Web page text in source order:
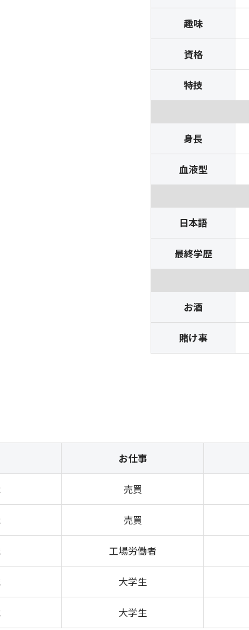
趣味
資格
特技
身長
血液型
日本語
最終学歴
お酒
賭け事
お仕事
売買
売買
工場労働者
大学生
大学生